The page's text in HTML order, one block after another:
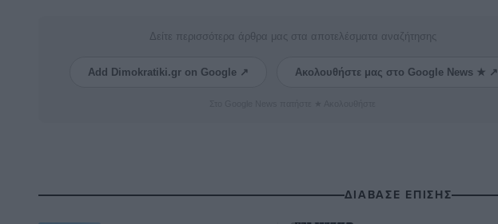
Δείτε περισσότερα άρθρα μας στα αποτελέσματα αναζήτησης
Add Dimokratiki.gr on Google ↗ Ακολουθήστε μας στο Google News ★ ↗
ΔΙΑΒΑΣΕ ΕΠΙΣΗΣ